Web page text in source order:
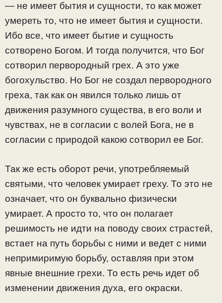
— не имеет бытия и сущности, то как может
умереть то, что не имеет бытия и сущности.
Ибо все, что имеет бытие и сущность
сотворено Богом. И тогда получится, что Бог
сотворил первородный грех. А это уже
богохульство. Но Бог не создал первородного
греха, так как он явился только лишь от
движения разумного существа, в его воли и
чувствах, не в согласии с волей Бога, не в
согласии с природой какою сотворил ее Бог.
Так же есть оборот речи, употребляемый
святыми, что человек умирает греху. То это не
означает, что он буквально физически
умирает. А просто то, что он полагает
решимость не идти на поводу своих страстей,
встает на путь борьбы с ними и ведет с ними
непримиримую борьбу, оставляя при этом
явные внешние грехи. То есть речь идет об
изменении движения духа, его окраски.